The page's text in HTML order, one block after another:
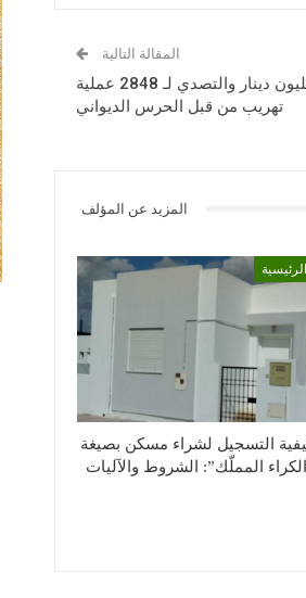
المقالة التالية
حجز ما قيمته 90 مليون دينار والتصدي لـ 2848 عملية
تهريب من قبل الحرس الديواني
المزيد عن المؤلف
الرئيسية
التسجيل لشراء مسكن بصيغة
المملّك”: الشروط والآليات